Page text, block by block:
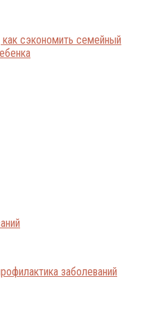
сэкономить семейный
заболеваний